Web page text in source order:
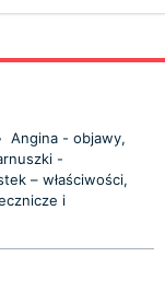
Angina - objawy,
-
– właściwości,
i